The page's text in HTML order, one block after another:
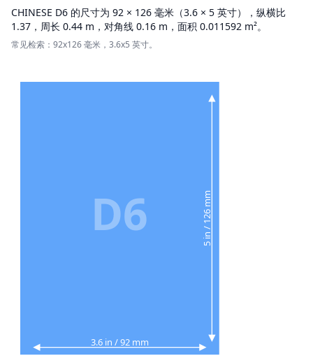
CHINESE D6 的尺寸为 92 × 126 毫米（3.6 × 5 英寸），纵横比
1.37，周长 0.44 m，对角线 0.16 m，面积 0.011592 m²。
常见检索：92x126 毫米，3.6x5 英寸。
3.6 in / 92 mm
5 in / 126 mm
D6